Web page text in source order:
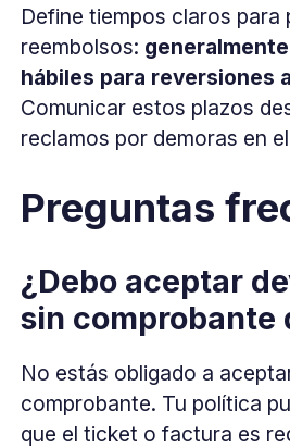
Define tiempos claros para
reembolsos:
hábiles para reversiones
Comunicar estos plazos
reclamos por demoras en
Preguntas
¿Debo aceptar
sin comprobante
No estás obligado a
comprobante. Tu política
que el ticket o factura es